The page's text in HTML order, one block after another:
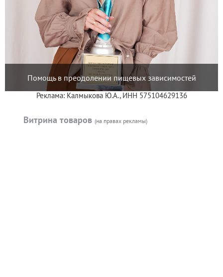
Помощь в преодолении пищевых зависимостей
Реклама: Калмыкова Ю.А., ИНН 575104629136
Витрина товаров (на правах рекламы)